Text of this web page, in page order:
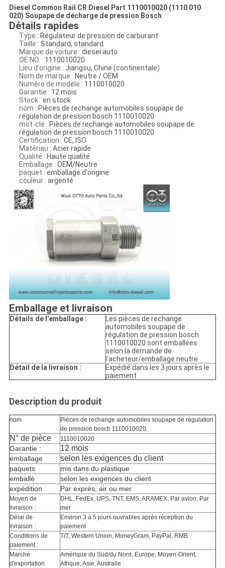
Diesel Common Rail CR Diesel Part 1110010020 (1110 010
020) Soupape de décharge de pression Bosch
Détails rapides
Type : Régulateur de pression de carburant
Taille : Standard, standard
Marque de voiture : diesel auto
OE NO. : 1110010020
Lieu d'origine : Jiangsu, Chine (continentale)
Nom de marque : Neutre / OEM
Numéro de modèle : 1110010020
Garantie : 12 mois
Stock : en stock
nom : Pièces de rechange automobiles soupape de
régulation de pression bosch 1110010020
mot-clé : Pièces de rechange automobiles soupape de
régulation de pression bosch 1110010020
Certification : CE, ISO
Matériau : Acier rapide
Qualité : Haute qualité
Emballage : OEM/Neutre
paquet : emballage d'origine
couleur : argenté
Emballage et livraison
Détails de l'emballage :
Les pièces de rechange
automobiles soupape de
régulation de pression bosch
1110010020 sont emballées
selon la demande de
l'acheteur/emballage neutre
Détail de la livraison :
Expédié dans les 3 jours après le
paiement
Description du produit
nom
Pièces de rechange automobiles soupape de régulation
de pression bosch 1110010020
N° de pièce 1110010020
Garantie : 12 mois
emballage selon les exigences du client
paquets
mis dans du plastique
emballé
selon les exigences du client
expédition
Par exprès, air ou mer
Moyen de
livraison :
DHL, FedEx, UPS, TNT, EMS, ARAMEX, Par avion, Par
mer
Délai de
livraison :
Environ 3 à 5 jours ouvrables après réception du
paiement
Conditions de
paiement :
T/T, Western Union, MoneyGram, PayPal, RMB
Marché
d'exportation
Amérique du Sud/du Nord, Europe, Moyen-Orient,
Afrique, Asie, Australie